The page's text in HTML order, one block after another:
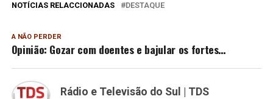
NOTÍCIAS RELACCIONADAS DESTAQUE
A NÃO PERDER
Opinião: Gozar com doentes e bajular os fortes…
Rádio e Televisão do Sul | TDS